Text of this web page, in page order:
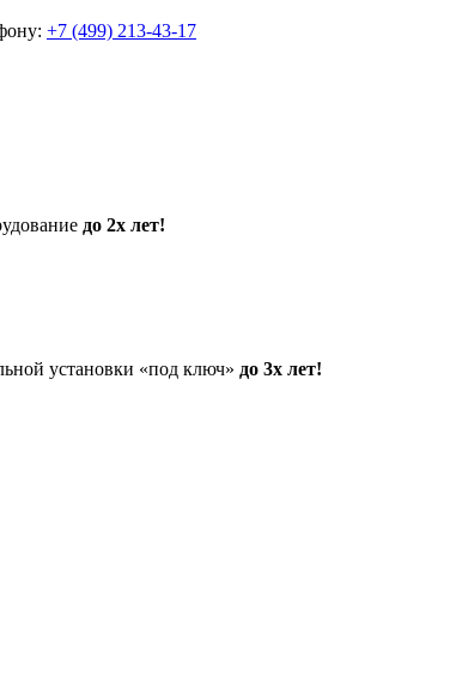
+7 (499) 213-43-17
до 2х лет!
установки «под ключ» до 3х лет!